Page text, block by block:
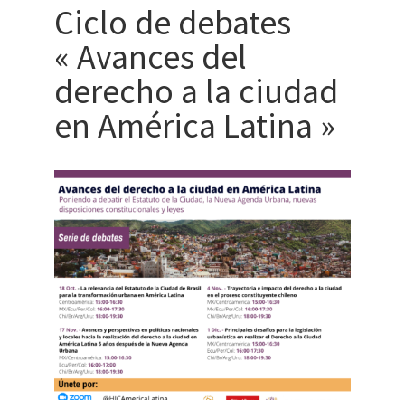
Ciclo de debates
« Avances del
derecho a la ciudad
en América Latina »